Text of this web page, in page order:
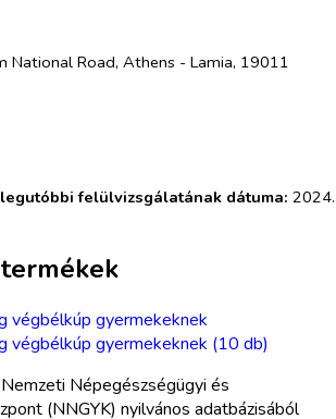
National Road, Athens - Lamia, 19011
felülvizsgálatának dátuma: 2024.
végbélkúp gyermekeknek
végbélkúp gyermekeknek (10 db)
Népegészségügyi és
(NNGYK) nyilvános adatbázisából